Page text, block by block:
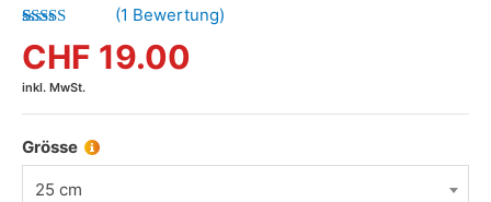
mit 4.00
von 5,
basierend
(1 Bewertung)
CHF 19.00
inkl. MwSt.
Grösse
25 cm